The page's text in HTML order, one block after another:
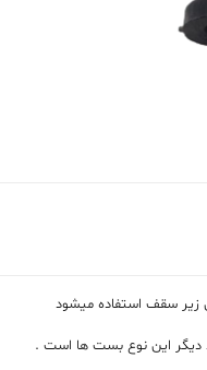
زیر سقف استفاده میشود
دیگر این نوع بست ها است .